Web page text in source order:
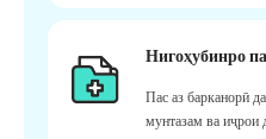
Нигоҳубинро
Пас аз барканорӣ
мунтазам ва иҷрои